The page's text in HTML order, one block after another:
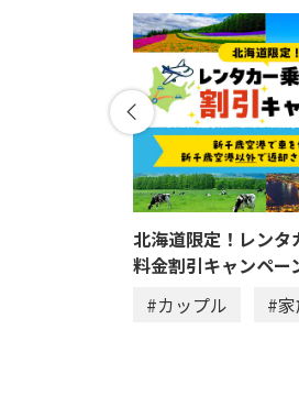
北海道限定！レンタ
料金割引キャンペー
#カップル
#